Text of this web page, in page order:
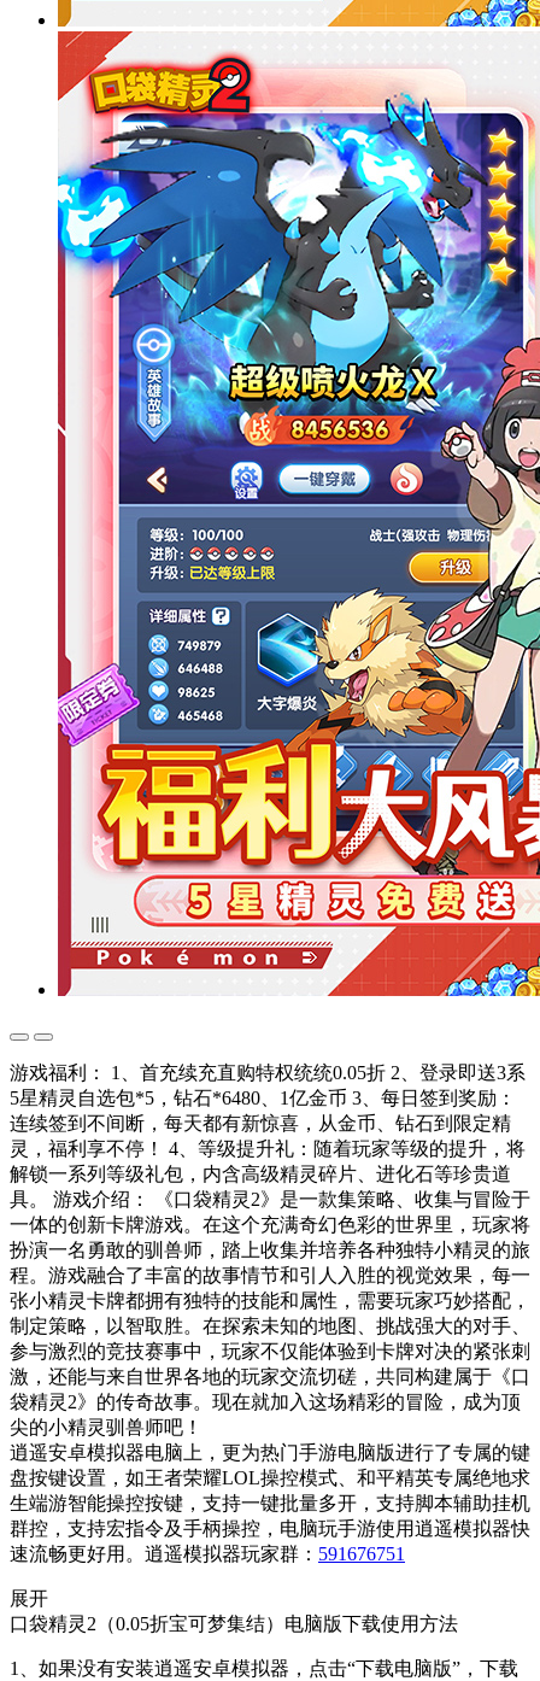
游戏福利： 1、首充续充直购特权统统0.05折 2、登录即送3系
5星精灵自选包*5，钻石*6480、1亿金币 3、每日签到奖励：
连续签到不间断，每天都有新惊喜，从金币、钻石到限定精
灵，福利享不停！ 4、等级提升礼：随着玩家等级的提升，将
解锁一系列等级礼包，内含高级精灵碎片、进化石等珍贵道
具。 游戏介绍： 《口袋精灵2》是一款集策略、收集与冒险于
一体的创新卡牌游戏。在这个充满奇幻色彩的世界里，玩家将
扮演一名勇敢的驯兽师，踏上收集并培养各种独特小精灵的旅
程。游戏融合了丰富的故事情节和引人入胜的视觉效果，每一
张小精灵卡牌都拥有独特的技能和属性，需要玩家巧妙搭配，
制定策略，以智取胜。在探索未知的地图、挑战强大的对手、
参与激烈的竞技赛事中，玩家不仅能体验到卡牌对决的紧张刺
激，还能与来自世界各地的玩家交流切磋，共同构建属于《口
袋精灵2》的传奇故事。现在就加入这场精彩的冒险，成为顶
尖的小精灵驯兽师吧！
逍遥安卓模拟器电脑上，更为热门手游电脑版进行了专属的键
盘按键设置，如王者荣耀LOL操控模式、和平精英专属绝地求
生端游智能操控按键，支持一键批量多开，支持脚本辅助挂机
群控，支持宏指令及手柄操控，电脑玩手游使用逍遥模拟器快
速流畅更好用。逍遥模拟器玩家群： 591676751
展开
口袋精灵2（0.05折宝可梦集结）电脑版下载使用方法
1、如果没有安装逍遥安卓模拟器，点击“下载电脑版”，下载